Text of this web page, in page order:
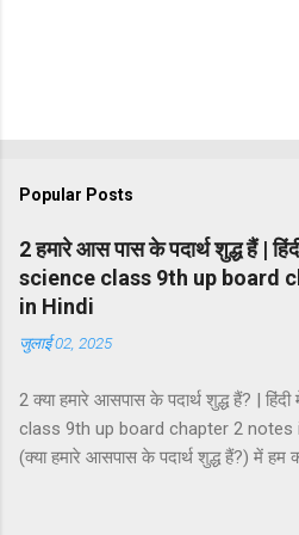
Popular Posts
2 हमारे आस पास के पदार्थ शुद्ध हैं |
science class 9th up board
in Hindi
जुलाई 02, 2025
2 क्या हमारे आसपास के पदार्थ शुद्ध हैं? |
class 9th up board chapter 2 notes in
(क्या हमारे आसपास के पदार्थ शुद्ध हैं?) में हम
मिश्रण की विशेषताएं विलयन विलायक